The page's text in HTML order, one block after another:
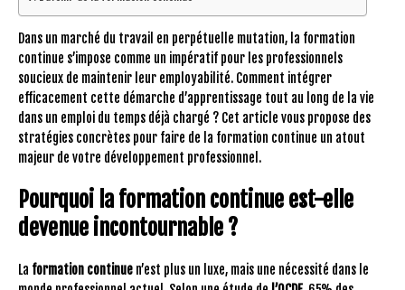
Dans un marché du travail en perpétuelle mutation, la formation
continue s’impose comme un impératif pour les professionnels
soucieux de maintenir leur employabilité. Comment intégrer
efficacement cette démarche d’apprentissage tout au long de la vie
dans un emploi du temps déjà chargé ? Cet article vous propose des
stratégies concrètes pour faire de la formation continue un atout
majeur de votre développement professionnel.
Pourquoi la formation continue est-elle
devenue incontournable ?
La formation continue n’est plus un luxe, mais une nécessité dans le